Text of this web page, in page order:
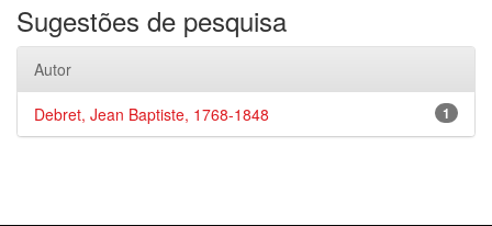
Sugestões de pesquisa
Autor
1
Debret, Jean Baptiste, 1768-1848